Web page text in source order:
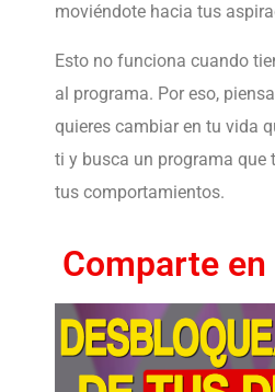
moviéndote hacia tus
Esto no funciona cuando
al programa. Por eso,
quieres cambiar en tu vida
ti y busca un programa que
tus comportamientos.
Comparte